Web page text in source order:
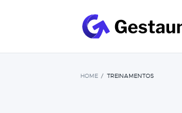
HOME TREINAMENTOS